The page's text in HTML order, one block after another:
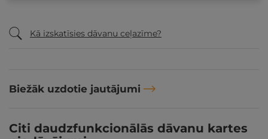
Kā izskatīsies dāvanu ceļazīme?
Biežāk uzdotie jautājumi
Citi daudzfunkcionālās dāvanu kartes